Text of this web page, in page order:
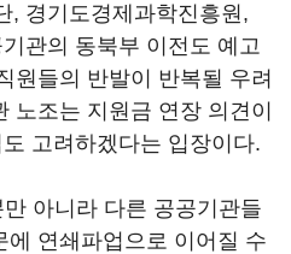
, 경기도경제과학진흥원,
관의 동북부 이전도 예고
원들의 반발이 반복될 우려
노조는 지원금 연장 의견이
고려하겠다는 입장이다.
아니라 다른 공공기관들
에 연쇄파업으로 이어질 수